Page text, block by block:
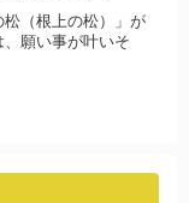
（根上の松）」が
願い事が叶いそ